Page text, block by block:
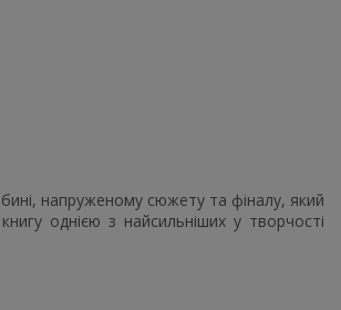
напруженому сюжету та фіналу, який
однією з найсильніших у творчості